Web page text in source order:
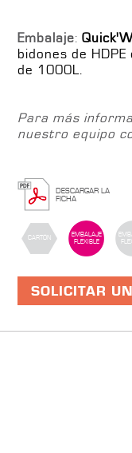
Embalaje:
bidones de
de 1000L.
Para más
nuestro equipo
DESCARGAR LA
FICHA
CARTÓN
EMBALAJE
FLEXIBLE
SOLICITAR